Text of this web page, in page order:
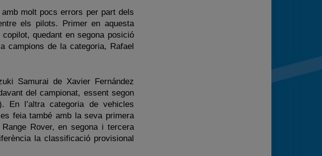
molt pocs errors per part dels
els pilots. Primer en aquesta
quedant en segona posició
campions de la categoria, Rafael
Samurai de Xavier Fernández
del campionat, essent segon
En l’altra categoria de vehicles
feia també amb la seva primera
Rover, en segona i tercera
la classificació provisional